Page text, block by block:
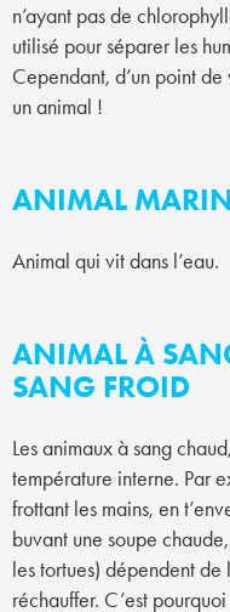
n’ayant pas de
utilisé pour séparer les
Cependant, d’un point
un animal !
ANIMAL MARIN
Animal qui vit dans l’eau.
ANIMAL À
SANG FROID
Les animaux à sang
température interne. Par
frottant les mains, en
buvant une soupe
les tortues) dépendent
réchauffer. C’est